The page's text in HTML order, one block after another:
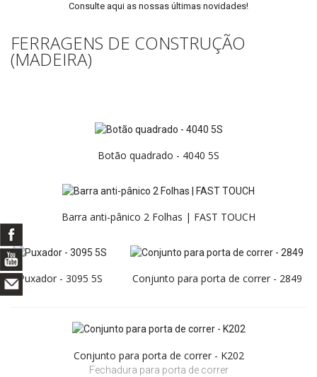
Consulte aqui as nossas últimas novidades!
FERRAGENS DE CONSTRUÇÃO
(MADEIRA)
Botão quadrado - 4040 5S
Barra anti-pânico 2 Folhas | FAST TOUCH
Puxador - 3095 5S Conjunto para porta de correr - 2849
Conjunto para porta de correr - K202
Fechadura para porta de correr